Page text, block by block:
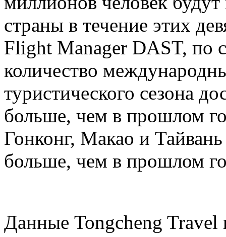
страны в течение этих
Flight Manager DAST, по
количество
туристического сезона
больше, чем в прошлом
Гонконг, Макао и
больше, чем в прошлом
Данные Tongcheng Travel